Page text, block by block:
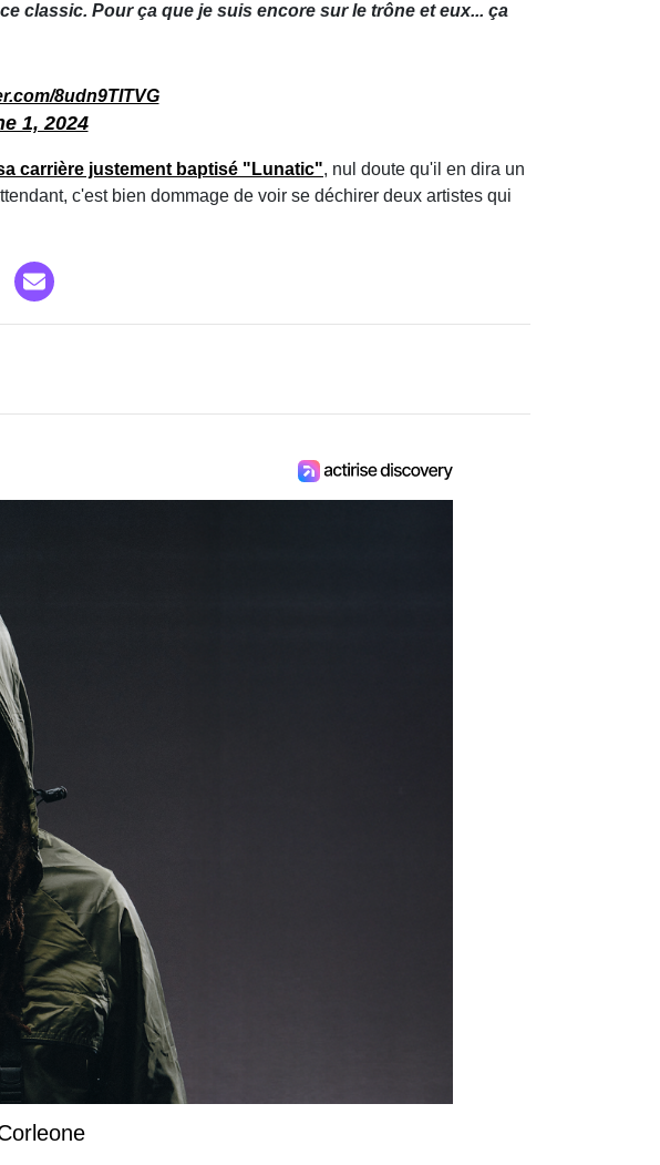
classic. Pour ça que je suis encore sur le trône et eux... ça
8udn9TITVG
1, 2024
carrière justement baptisé "Lunatic", nul doute qu'il en dira un
c'est bien dommage de voir se déchirer deux artistes qui